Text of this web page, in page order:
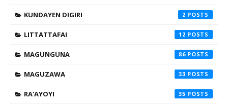
KUNDAYEN DIGIRI 2
LITTATTAFAI 12
MAGUNGUNA 86
MAGUZAWA 33
RA'AYOYI 35